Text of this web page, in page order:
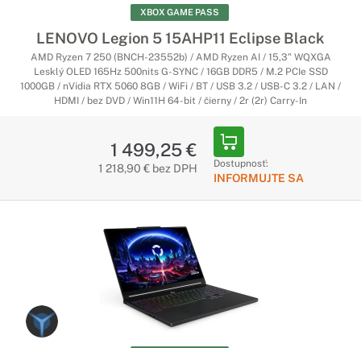
XBOX GAME PASS
LENOVO Legion 5 15AHP11 Eclipse Black
AMD Ryzen 7 250 (BNCH-23552b) / AMD Ryzen AI / 15,3" WQXGA
Lesklý OLED 165Hz 500nits G-SYNC / 16GB DDR5 / M.2 PCIe SSD
1000GB / nVidia RTX 5060 8GB / WiFi / BT / USB 3.2 / USB-C 3.2 / LAN /
HDMI / bez DVD / Win11H 64-bit / čierny / 2r (2r) Carry-In
1 499,25 €
1 218,90 € bez DPH Dostupnosť:
INFORMUJTE SA